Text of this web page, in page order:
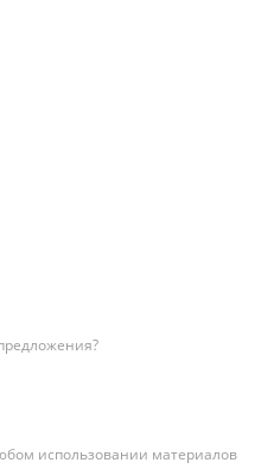
использовании материалов